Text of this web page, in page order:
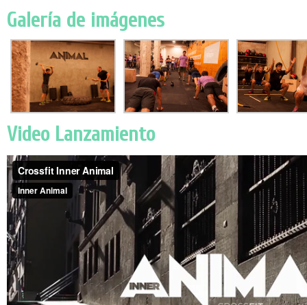
Galería de imágenes
Video Lanzamiento